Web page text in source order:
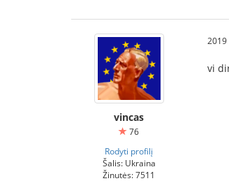
vincas
76
Rodyti profilį
Šalis: Ukraina
Žinutės: 7511
2019
vi